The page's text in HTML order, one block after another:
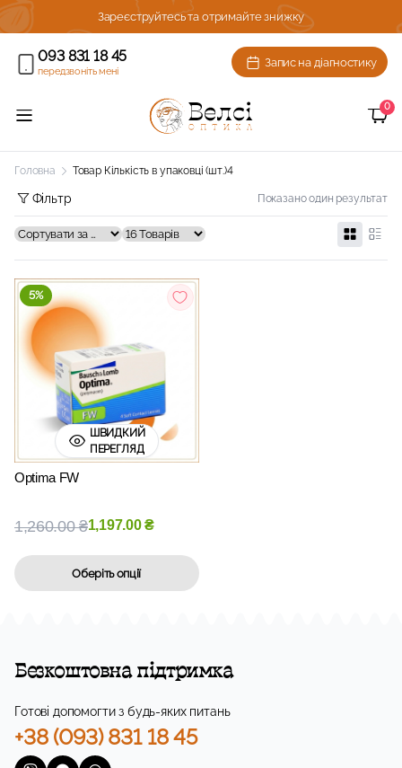
Зареєструйтесь та отримайте знижку
093 831 18 45
передзвоніть мені
Запис на діагностику
0
Головна Товар Кількість в упаковці (шт.)4
Показано один результат
Фільтр
5%
ШВИДКИЙ
ПЕРЕГЛЯД
Optima FW
1,260.00₴1,197.00₴
Оберіть опції
Безкоштовна підтримка
Готові допомогти з будь-яких питань
+38 (093) 831 18 45